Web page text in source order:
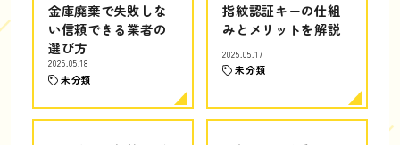
金庫廃棄で失敗しな
い信頼できる業者の
選び方
2025.05.18
未分類
指紋認証キーの仕組
みとメリットを解説
2025.05.17
未分類